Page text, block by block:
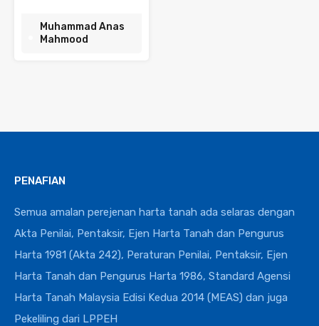
Muhammad Anas
Mahmood
PENAFIAN
Semua amalan perejenan harta tanah ada selaras dengan
Akta Penilai, Pentaksir, Ejen Harta Tanah dan Pengurus
Harta 1981 (Akta 242), Peraturan Penilai, Pentaksir, Ejen
Harta Tanah dan Pengurus Harta 1986, Standard Agensi
Harta Tanah Malaysia Edisi Kedua 2014 (MEAS) dan juga
Pekeliling dari LPPEH